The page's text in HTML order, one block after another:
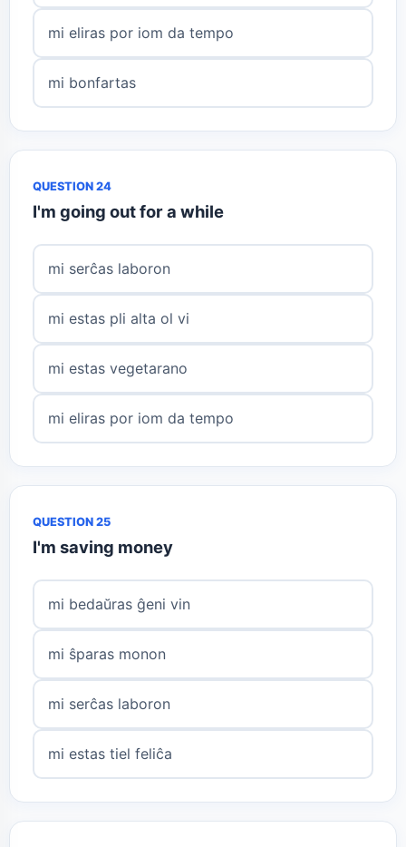
mi eliras por iom da tempo
mi bonfartas
QUESTION 24
I'm going out for a while
mi serĉas laboron
mi estas pli alta ol vi
mi estas vegetarano
mi eliras por iom da tempo
QUESTION 25
I'm saving money
mi bedaŭras ĝeni vin
mi ŝparas monon
mi serĉas laboron
mi estas tiel feliĉa